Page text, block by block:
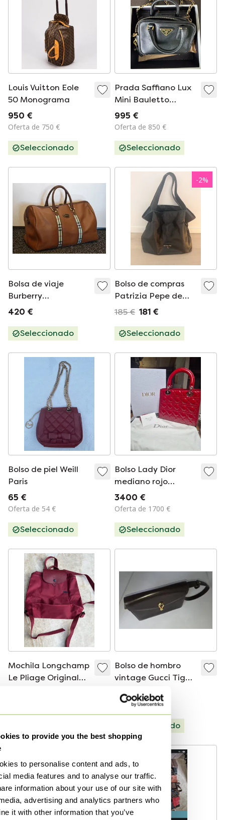
to provide you the best shopping
to personalise content and ads, to
media features and to analyse our traffic.
information about your use of our site with
advertising and analytics partners who
it with other information that you’ve
Louis Vuitton Eole
50 Monograma
950 €
Oferta de 750 €
Seleccionado
Prada Saffiano Lux
Mini Bauletto
BL0705 –
Negro/Nero –
995 €
Oferta de 850 €
Seleccionado
Bolsa de viaje
Burberry
Weekender. Bolsa
con certificado de
Entrupy.
420 €
Seleccionado
-2%
Bolso de compras
Patrizia Pepe de
piel negra – Bolso
de cocodrilo
185 € 181 €
Seleccionado
Bolso de piel Weill
Paris
65 €
Oferta de 54 €
Seleccionado
Bolso Lady Dior
mediano rojo
cereza de Christian
Dior
3400 €
Oferta de 1700 €
Seleccionado
Mochila Longchamp
Le Pliage Original
Seleccionado
Bolso de hombro
vintage Gucci Tiger
Italia.
695 €
Oferta de 600 €
Seleccionado